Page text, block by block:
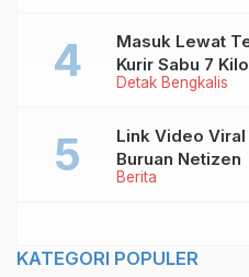
Detak Bengkalis
Masuk Lewat
Kurir Sabu 7
Berita
Link Video
Buruan Netizen
KATEGORI POPULER